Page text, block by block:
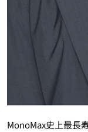
MonoMax史上最長